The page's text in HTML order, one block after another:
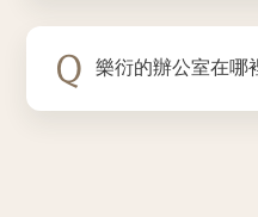
Q 樂衍的辦公室在哪